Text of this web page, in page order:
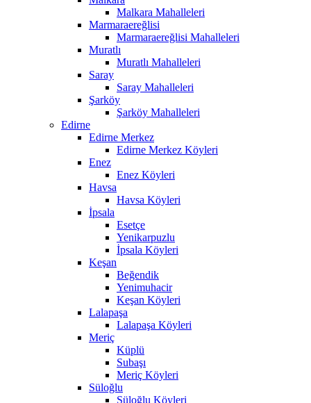
Malkara Mahalleleri
Marmaraereğlisi
Marmaraereğlisi Mahalleleri
Muratlı
Muratlı Mahalleleri
Saray
Saray Mahalleleri
Şarköy
Şarköy Mahalleleri
Edirne
Edirne Merkez
Edirne Merkez Köyleri
Enez
Enez Köyleri
Havsa
Havsa Köyleri
İpsala
Esetçe
Yenikarpuzlu
İpsala Köyleri
Keşan
Beğendik
Yenimuhacir
Keşan Köyleri
Lalapaşa
Lalapaşa Köyleri
Meriç
Küplü
Subaşı
Meriç Köyleri
Süloğlu
Süloğlu Köyleri